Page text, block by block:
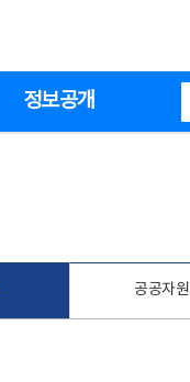
정보공개
공공자원